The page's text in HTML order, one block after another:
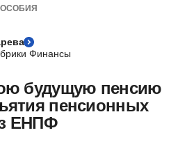
Финансы
будущую пенсию
пенсионных
ЕНПФ